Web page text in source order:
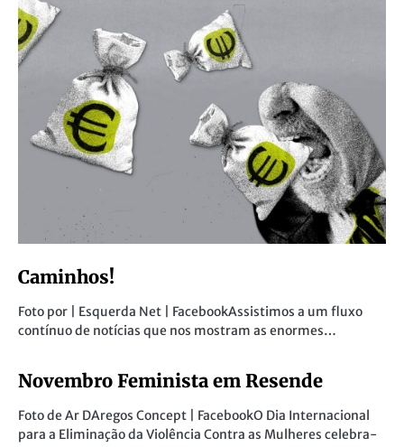
Caminhos!
Foto por | Esquerda Net | FacebookAssistimos a um fluxo
contínuo de notícias que nos mostram as enormes…
Novembro Feminista em Resende
Foto de Ar DAregos Concept | FacebookO Dia Internacional
para a Eliminação da Violência Contra as Mulheres celebra-